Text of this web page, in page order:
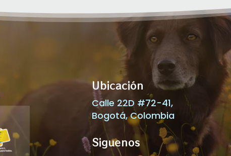
Ubicación
Calle 22D #72-41,
Bogotá, Colombia
Siguenos